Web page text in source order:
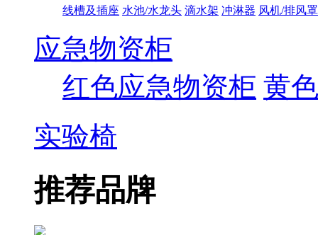
线槽及插座 水池/水龙头 滴水架 冲淋器 风机/排风罩
应急物资柜
红色应急物资柜 黄
实验椅
推荐品牌